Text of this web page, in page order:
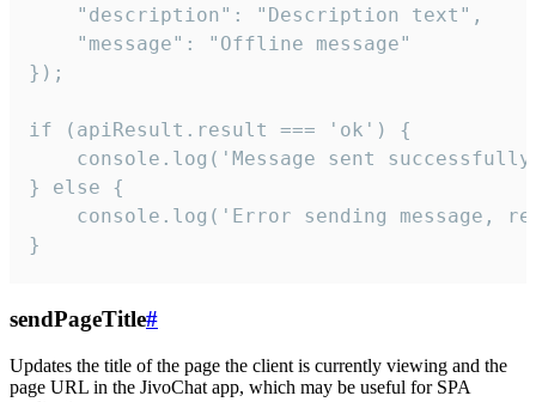
    "description": "Description text",
    "message": "Offline message"
});
if (apiResult.result === 'ok') {
console.log('Message sent
} else {
console.log('Error sending message,
}
sendPageTitle#
Updates the title of the page the client is currently viewing and the
page URL in the JivoChat app, which may be useful for SPA